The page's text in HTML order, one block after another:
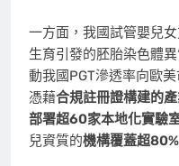
一方面，我國試管嬰兒
生育引發的胚胎染色體
動我國PGT滲透率向歐
憑藉合規註冊證構建的
部署超60家本地化實驗
兒資質的機構覆蓋超80%